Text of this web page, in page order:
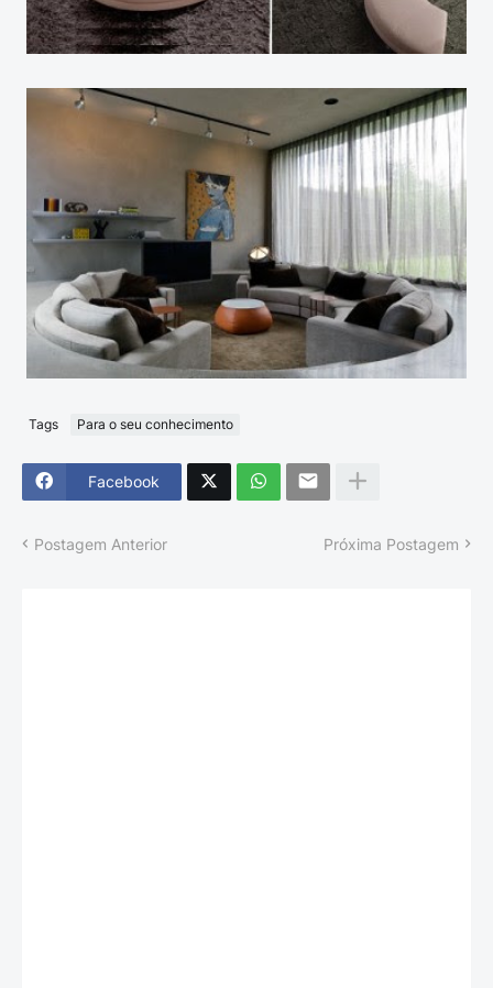
Tags Para o seu conhecimento
Facebook
Postagem Anterior Próxima Postagem